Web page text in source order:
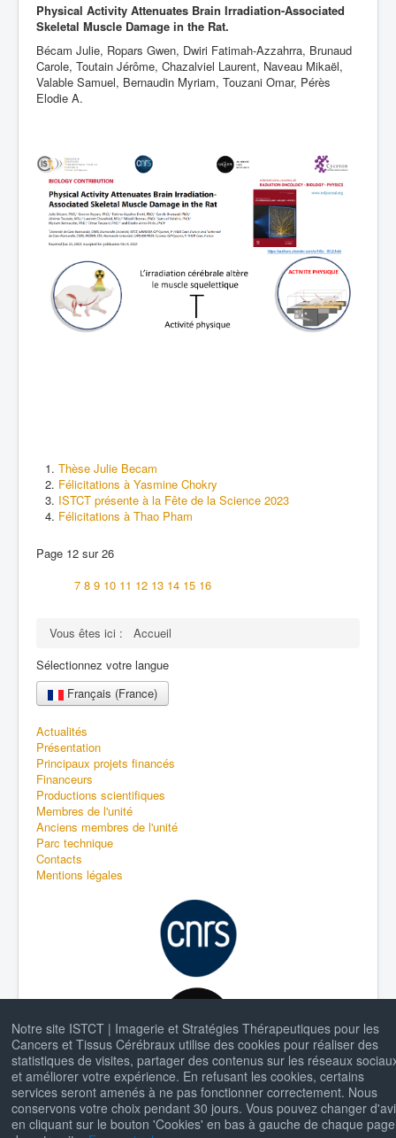
Notre site ISTCT | Imagerie et Stratégies Thérapeutiques pour les
Cancers et Tissus Cérébraux utilise des cookies pour réaliser des
statistiques de visites, partager des contenus sur les réseaux
et améliorer votre expérience. En refusant les cookies, certains
services seront amenés à ne pas fonctionner correctement. Nous
conservons votre choix pendant 30 jours. Vous pouvez changer
en cliquant sur le bouton 'Cookies' en bas à gauche de chaque page
Physical Activity Attenuates Brain Irradiation-Associated
Skeletal Muscle Damage in the Rat.
Bécam Julie, Ropars Gwen, Dwiri Fatimah-Azzahrra, Brunaud
Carole, Toutain Jérôme, Chazalviel Laurent, Naveau Mikaël,
Valable Samuel, Bernaudin Myriam, Touzani Omar, Pérès
Elodie A.
Thèse Julie Becam
Félicitations à Yasmine Chokry
ISTCT présente à la Fête de la Science 2023
Félicitations à Thao Pham
Page 12 sur 26
7 8 9 10 11 12 13 14 15 16
Vous êtes ici :
Accueil
Sélectionnez votre langue
Français (France)
Actualités
Présentation
Principaux projets financés
Financeurs
Productions scientifiques
Membres de l'unité
Anciens membres de l'unité
Parc technique
Contacts
Mentions légales